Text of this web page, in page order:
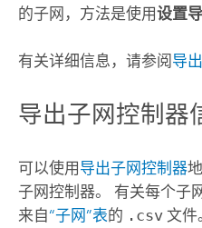
的子网，方法是使用设置
有关详细信息，请参阅 导
导出子网控制器
可以使用导出子网控制器
子网控制器。 有关每个子
来自“子网”表的 .csv文件